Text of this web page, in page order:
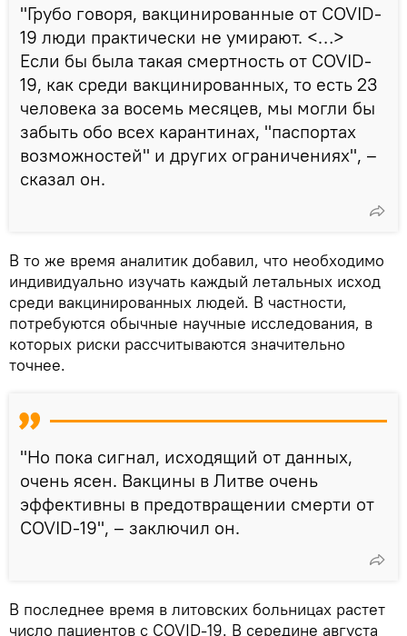
"Грубо говоря, вакцинированные от COVID-
19 люди практически не умирают. <…>
Если бы была такая смертность от COVID-
19, как среди вакцинированных, то есть 23
человека за восемь месяцев, мы могли бы
забыть обо всех карантинах, "паспортах
возможностей" и других ограничениях", –
сказал он.
В то же время аналитик добавил, что необходимо
индивидуально изучать каждый летальных исход
среди вакцинированных людей. В частности,
потребуются обычные научные исследования, в
которых риски рассчитываются значительно
точнее.
"Но пока сигнал, исходящий от данных,
очень ясен. Вакцины в Литве очень
эффективны в предотвращении смерти от
COVID-19", – заключил он.
В последнее время в литовских больницах растет
число пациентов с COVID-19. В середине августа